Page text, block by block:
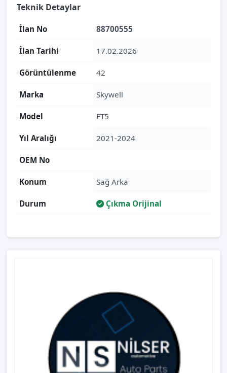
Teknik Detaylar
İlan No 88700555
İlan Tarihi 17.02.2026
Görüntülenme 42
Marka Skywell
Model ET5
Yıl Aralığı 2021-2024
OEM No
Konum Sağ Arka
Durum Çıkma Orijinal